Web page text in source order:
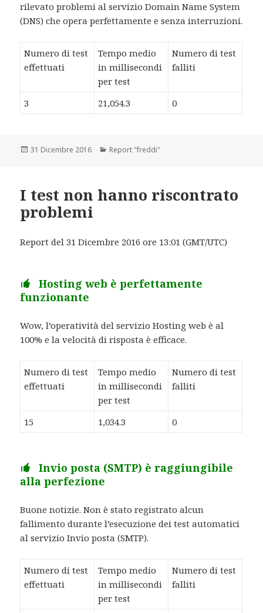
rilevato problemi al servizio Domain Name System
(DNS) che opera perfettamente e senza interruzioni.
Numero di test
effettuati
Tempo medio
in millisecondi
per test
Numero di test
falliti
3 21,054.3 0
Scritto
31 Dicembre 2016 Categorie
Report "freddi"
I test non hanno riscontrato
problemi
Report del 31 Dicembre 2016 ore 13:01 (GMT/UTC)
Hosting web è perfettamente
funzionante
Wow, l’operatività del servizio Hosting web è al
100% e la velocità di risposta è efficace.
Numero di test
effettuati
Tempo medio
in millisecondi
per test
Numero di test
falliti
15 1,034.3 0
Invio posta (SMTP) è raggiungibile
alla perfezione
Buone notizie. Non è stato registrato alcun
fallimento durante l’esecuzione dei test automatici
al servizio Invio posta (SMTP).
Numero di test
effettuati
Tempo medio
in millisecondi
per test
Numero di test
falliti